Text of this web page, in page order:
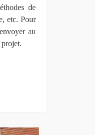
de
etc. Pour
au